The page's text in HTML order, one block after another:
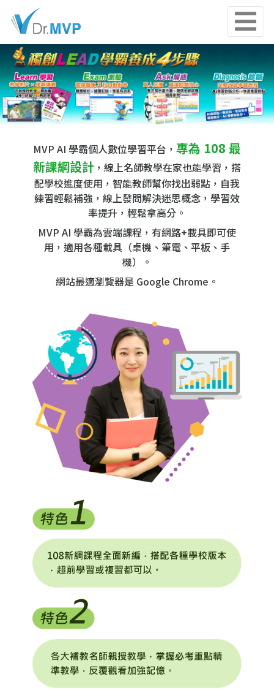
MVP AI 學霸個人數位學習平台， 專為 108 最
新課綱設計，線上名師教學在家也能學習，搭
配學校進度使用，智能教師幫你找出弱點，自我
練習輕鬆補強，線上發問解決迷思概念，學習效
率提升，輕鬆拿高分。
MVP AI 學霸為雲端課程，有網路+載具即可使
用，適用各種載具（桌機、筆電、平板、手
機）。
網站最適瀏覽器是 Google Chrome。